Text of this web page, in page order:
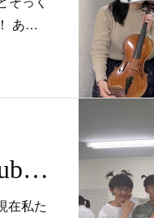
あ…
Trombone（急募★★）&Tuba（急募★★★）
在私た